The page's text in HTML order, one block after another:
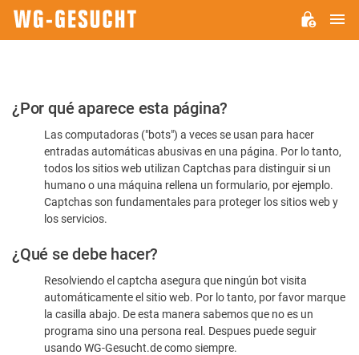
Por
favor,
confirme
humano
¿Por qué aparece esta página?
Las computadoras ("bots") a veces se usan para hacer
entradas automáticas abusivas en una página. Por lo tanto,
todos los sitios web utilizan Captchas para distinguir si un
humano o una máquina rellena un formulario, por ejemplo.
Captchas son fundamentales para proteger los sitios web y
los servicios.
¿Qué se debe hacer?
Resolviendo el captcha asegura que ningún bot visita
automáticamente el sitio web. Por lo tanto, por favor marque
la casilla abajo. De esta manera sabemos que no es un
programa sino una persona real. Despues puede seguir
usando WG-Gesucht.de como siempre.